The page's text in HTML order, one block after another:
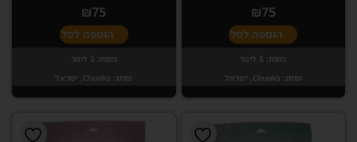
₪75
הוספה לסל
כמות: 5 ליטר
מותג: Chunks, ישראל
₪75
הוספה לסל
כמות: 5 ליטר
מותג: Chunks, ישראל